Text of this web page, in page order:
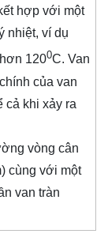
hợp với một
nhiệt, ví dụ
1200C. Van
của van
cả khi xảy ra
vòng cân
cùng với một
van tràn